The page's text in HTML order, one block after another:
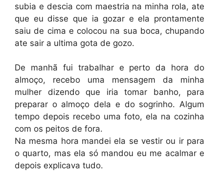
subia e descia com maestria na minha rola, ate
que eu disse que ia gozar e ela prontamente
saiu de cima e colocou na sua boca, chupando
ate sair a ultima gota de gozo.
De manhã fui trabalhar e perto da hora do
almoço, recebo uma mensagem da minha
mulher dizendo que iria tomar banho, para
preparar o almoço dela e do sogrinho. Algum
tempo depois recebo uma foto, ela na cozinha
com os peitos de fora.
Na mesma hora mandei ela se vestir ou ir para
o quarto, mas ela só mandou eu me acalmar e
depois explicava tudo.